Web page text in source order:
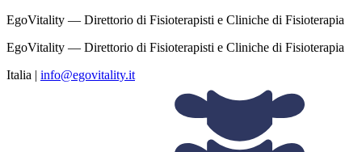
EgoVitality — Direttorio di Fisioterapisti e Cliniche di Fisioterapia
EgoVitality — Direttorio di Fisioterapisti e Cliniche di Fisioterapia
Italia | info@egovitality.it